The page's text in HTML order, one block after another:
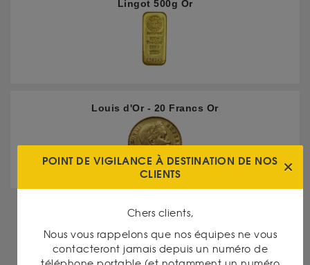
Lingot 500g Or
Louis d'Or - 20 Francs Or
POINT DE VIGILANCE À DESTINATION DE NOS
CLIENTS
Chers clients,
Nous vous rappelons que nos équipes ne vous
contacteront jamais depuis un numéro de